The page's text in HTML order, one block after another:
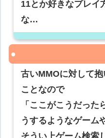
11とか好きなプレイ
な…
古いMMOに対して
ことなので
「ここがこうだった
うするようなゲーム